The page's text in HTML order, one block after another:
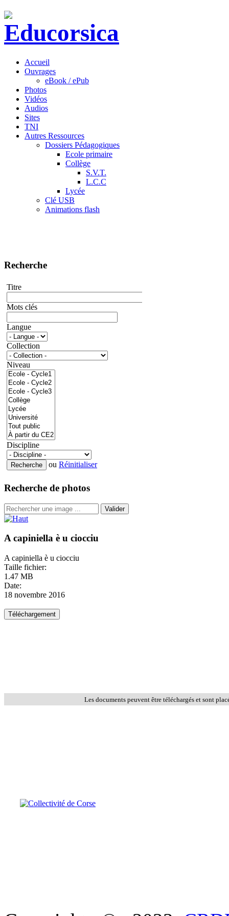
Accueil
Ouvrages
eBook / ePub
Photos
Vidéos
Audios
Sites
TNI
Autres Ressources
Dossiers Pédagogiques
Ecole primaire
Collège
S.V.T.
L.C.C
Lycée
Clé USB
Animations flash
Recherche
Titre
Mots clés
Langue
Collection
Niveau
Discipline
ou Réinitialiser
Recherche de photos
Valider
A capiniella è u ciocciu
A capiniella è u ciocciu
Taille fichier:
1.47 MB
Date:
18 novembre 2016
Les documents peuvent être téléchargés et sont